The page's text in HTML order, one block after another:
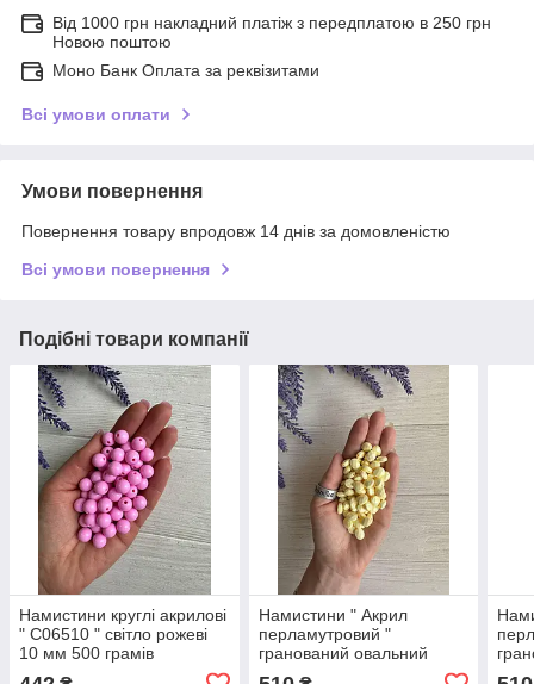
Від 1000 грн накладний платіж з передплатою в 250 грн
Новою поштою
Моно Банк Оплата за реквізитами
Всі умови оплати
Умови повернення
Повернення товару впродовж 14 днів за домовленістю
Всі умови повернення
Подібні товари компанії
Намистини круглі акрилові
" С06510 " світло рожеві
10 мм 500 грамів
Намистини " Акрил
перламутровий "
гранований овальний